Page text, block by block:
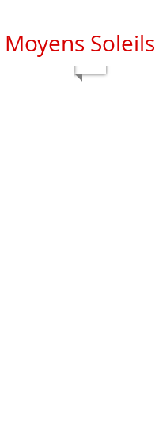
Moyens Soleils